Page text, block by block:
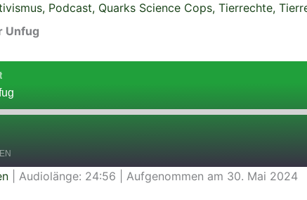
, Podcast, Quarks Science Cops, Tierrechte,
Unfug
Audiolänge: 24:56 Aufgenommen am 30. Mai 2024